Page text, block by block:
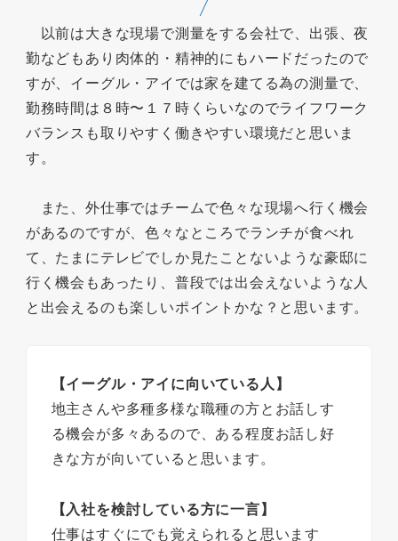
以前は大きな現場で測量をする会社で、出張、夜
勤などもあり肉体的・精神的にもハードだったので
すが、イーグル・アイでは家を建てる為の測量で、
勤務時間は８時〜１７時くらいなのでライフワーク
バランスも取りやすく働きやすい環境だと思いま
す。
また、外仕事ではチームで色々な現場へ行く機会
があるのですが、色々なところでランチが食べれ
て、たまにテレビでしか見たことないような豪邸に
行く機会もあったり、普段では出会えないような人
と出会えるのも楽しいポイントかな？と思います。
【イーグル・アイに向いている人】
地主さんや多種多様な職種の方とお話しす
る機会が多々あるので、ある程度お話し好
きな方が向いていると思います。
【入社を検討している方に一言】
仕事はすぐにでも覚えられると思います